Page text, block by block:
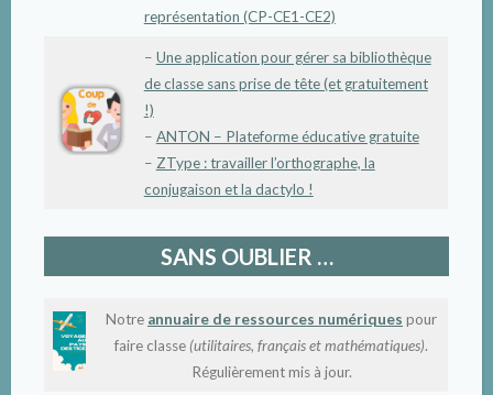
représentation (CP-CE1-CE2)
– Une application pour gérer sa bibliothèque
de classe sans prise de tête (et gratuitement
!)
– ANTON – Plateforme éducative gratuite
– ZType : travailler l’orthographe, la
conjugaison et la dactylo !
SANS OUBLIER …
Notre annuaire de ressources numériques pour
faire classe (utilitaires, français et mathématiques).
Régulièrement mis à jour.